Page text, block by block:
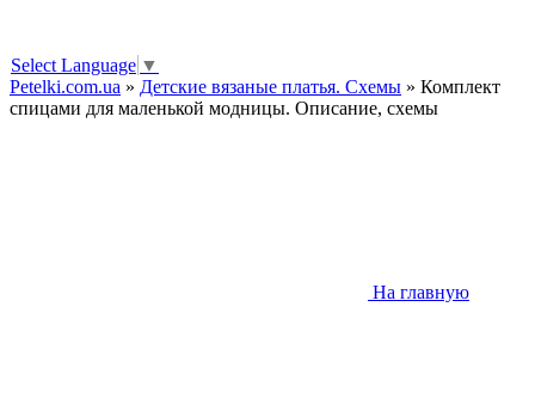
Select Language ▼
Petelki.com.ua » Детские вязаные платья. Схемы » Комплект
спицами для маленькой модницы. Описание, схемы
На главную